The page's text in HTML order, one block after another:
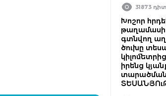
31873
Խոշոր
թաղամասի
գտնվող
ծուխը
իրենց